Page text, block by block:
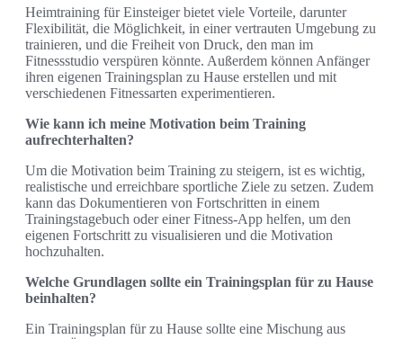
Heimtraining für Einsteiger bietet viele Vorteile, darunter
Flexibilität, die Möglichkeit, in einer vertrauten Umgebung zu
trainieren, und die Freiheit von Druck, den man im
Fitnessstudio verspüren könnte. Außerdem können Anfänger
ihren eigenen Trainingsplan zu Hause erstellen und mit
verschiedenen Fitnessarten experimentieren.
Wie kann ich meine Motivation beim Training
aufrechterhalten?
Um die Motivation beim Training zu steigern, ist es wichtig,
realistische und erreichbare sportliche Ziele zu setzen. Zudem
kann das Dokumentieren von Fortschritten in einem
Trainingstagebuch oder einer Fitness-App helfen, um den
eigenen Fortschritt zu visualisieren und die Motivation
hochzuhalten.
Welche Grundlagen sollte ein Trainingsplan für zu Hause
beinhalten?
Ein Trainingsplan für zu Hause sollte eine Mischung aus